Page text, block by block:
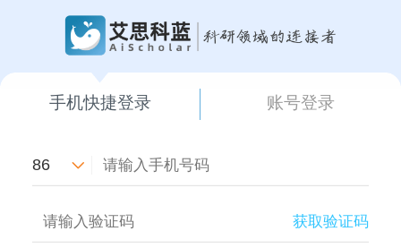
手机快捷登录 账号登录
86
获取验证码